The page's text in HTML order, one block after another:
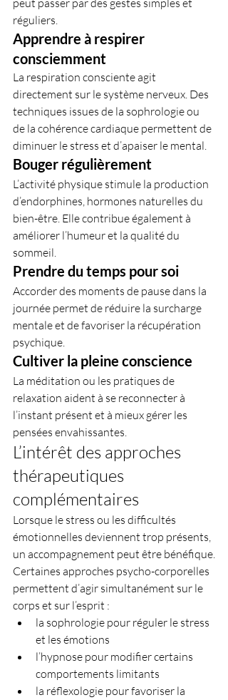
peut passer par des gestes simples et
réguliers.
Apprendre à respirer
consciemment
La respiration consciente agit
directement sur le système nerveux. Des
techniques issues de la sophrologie ou
de la cohérence cardiaque permettent de
diminuer le stress et d’apaiser le mental.
Bouger régulièrement
L’activité physique stimule la production
d’endorphines, hormones naturelles du
bien-être. Elle contribue également à
améliorer l’humeur et la qualité du
sommeil.
Prendre du temps pour soi
Accorder des moments de pause dans la
journée permet de réduire la surcharge
mentale et de favoriser la récupération
psychique.
Cultiver la pleine conscience
La méditation ou les pratiques de
relaxation aident à se reconnecter à
l’instant présent et à mieux gérer les
pensées envahissantes.
L’intérêt des approches
thérapeutiques
complémentaires
Lorsque le stress ou les difficultés
émotionnelles deviennent trop présents,
un accompagnement peut être bénéfique.
Certaines approches psycho-corporelles
permettent d’agir simultanément sur le
corps et sur l’esprit :
la sophrologie pour réguler le stress
et les émotions
l’hypnose pour modifier certains
comportements limitants
la réflexologie pour favoriser la